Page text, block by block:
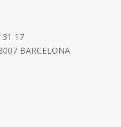
31 17
BARCELONA